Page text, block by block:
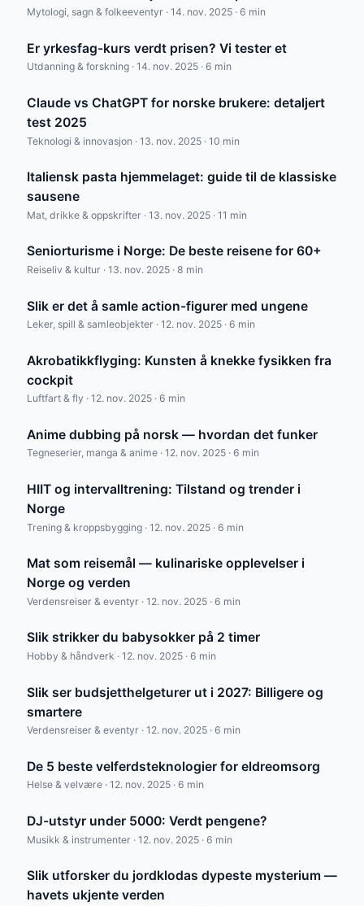
Mytologi, sagn & folkeeventyr · 14. nov. 2025 · 6 min
Er yrkesfag-kurs verdt prisen? Vi tester et
Utdanning & forskning · 14. nov. 2025 · 6 min
Claude vs ChatGPT for norske brukere: detaljert
test 2025
Teknologi & innovasjon · 13. nov. 2025 · 10 min
Italiensk pasta hjemmelaget: guide til de klassiske
sausene
Mat, drikke & oppskrifter · 13. nov. 2025 · 11 min
Seniorturisme i Norge: De beste reisene for 60+
Reiseliv & kultur · 13. nov. 2025 · 8 min
Slik er det å samle action-figurer med ungene
Leker, spill & samleobjekter · 12. nov. 2025 · 6 min
Akrobatikkflyging: Kunsten å knekke fysikken fra
cockpit
Luftfart & fly · 12. nov. 2025 · 6 min
Anime dubbing på norsk — hvordan det funker
Tegneserier, manga & anime · 12. nov. 2025 · 6 min
HIIT og intervalltrening: Tilstand og trender i
Norge
Trening & kroppsbygging · 12. nov. 2025 · 6 min
Mat som reisemål — kulinariske opplevelser i
Norge og verden
Verdensreiser & eventyr · 12. nov. 2025 · 6 min
Slik strikker du babysokker på 2 timer
Hobby & håndverk · 12. nov. 2025 · 6 min
Slik ser budsjetthelgeturer ut i 2027: Billigere og
smartere
Verdensreiser & eventyr · 12. nov. 2025 · 6 min
De 5 beste velferdsteknologier for eldreomsorg
Helse & velvære · 12. nov. 2025 · 6 min
DJ-utstyr under 5000: Verdt pengene?
Musikk & instrumenter · 12. nov. 2025 · 6 min
Slik utforsker du jordklodas dypeste mysterium —
havets ukjente verden